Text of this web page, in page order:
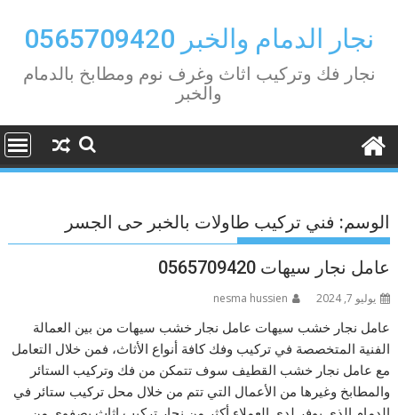
contentنجار الدمام والخبر 0565709420
نجار فك وتركيب اثاث وغرف نوم ومطابخ بالدمام
والخبر
الوسم: فني تركيب طاولات بالخبر حى الجسر
عامل نجار سيهات 0565709420
يوليو 7, 2024 nesma hussien
عامل نجار خشب سيهات عامل نجار خشب سيهات من بين العمالة
الفنية المتخصصة في تركيب وفك كافة أنواع الأثاث، فمن خلال التعامل
مع عامل نجار خشب القطيف سوف تتمكن من فك وتركيب الستائر
والمطابخ وغيرها من الأعمال التي تتم من خلال محل تركيب ستائر في